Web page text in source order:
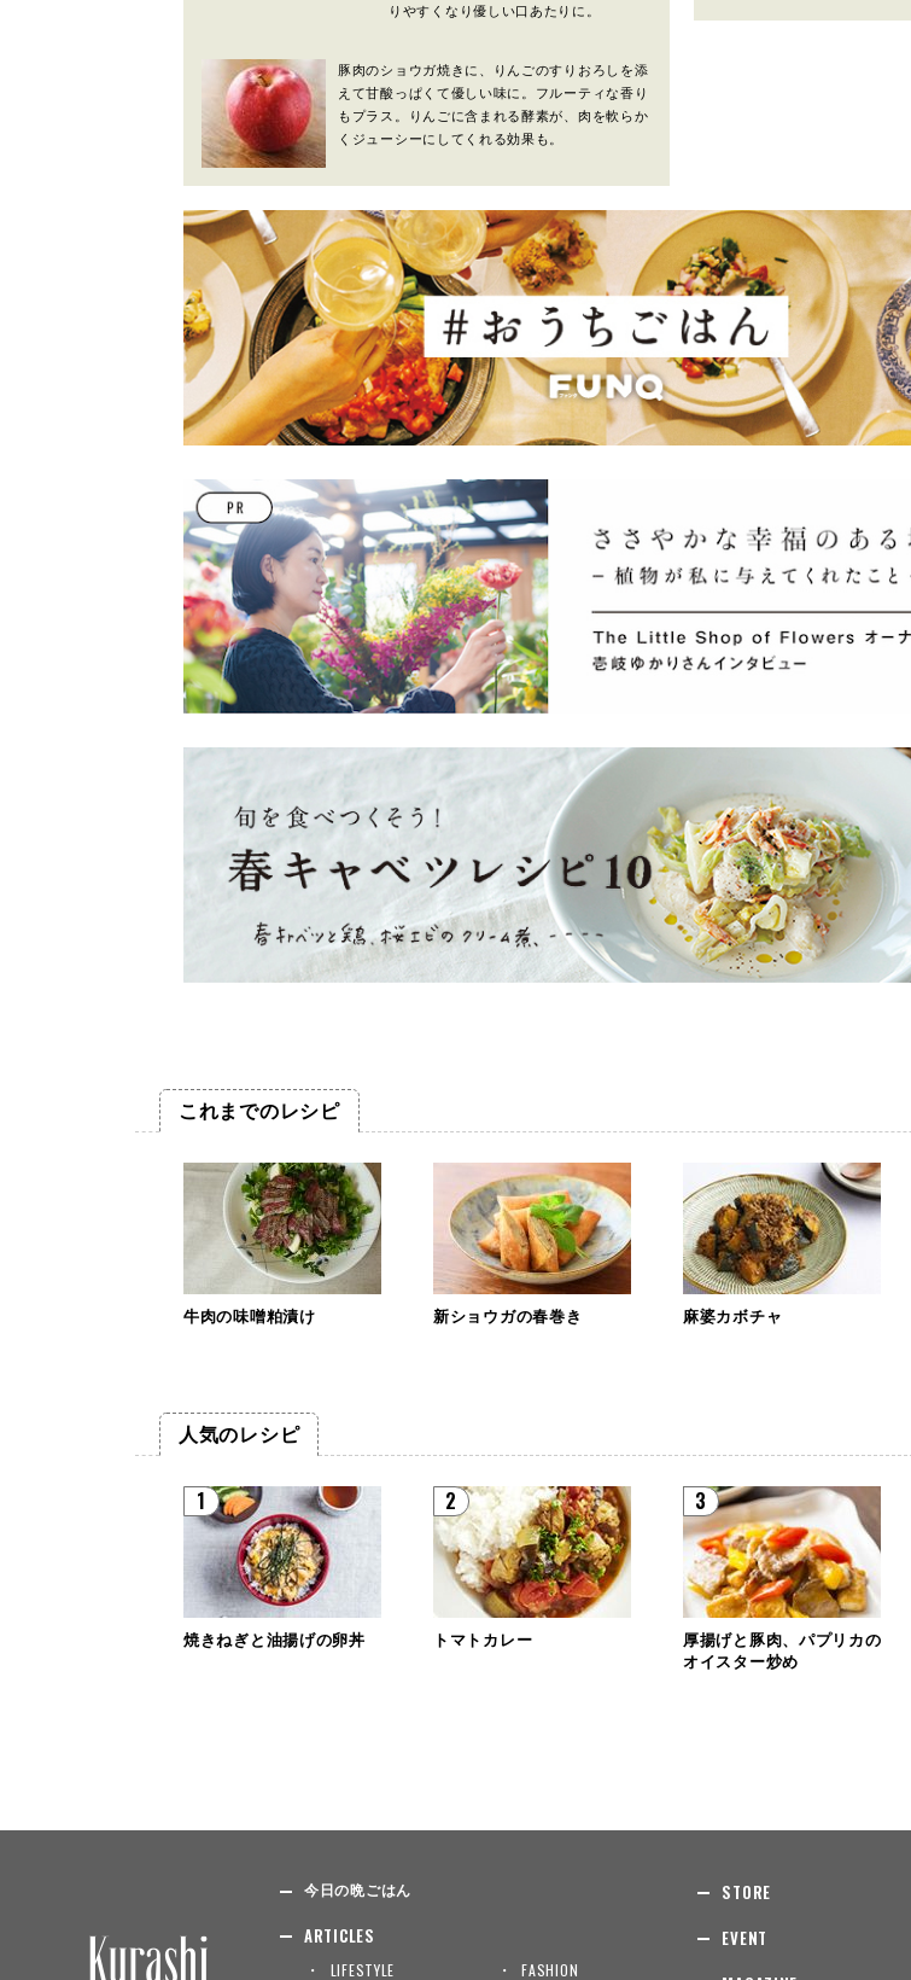
りやすくなり優しい口あたりに。
豚肉のショウガ焼きに、りんごのすりおろしを添
えて甘酸っぱくて優しい味に。フルーティな香り
もプラス。りんごに含まれる酵素が、肉を軟らか
くジューシーにしてくれる効果も。
これまでのレシピ
牛肉の味噌粕漬け 新ショウガの春巻き 麻婆カボチャ
人気のレシピ
1
焼きねぎと油揚げの卵丼
2
トマトカレー
3
厚揚げと豚肉、パプリカの
オイスター炒め
今日の晩ごはん
ARTICLES
LIFESTYLE FASHION
STORE
EVENT